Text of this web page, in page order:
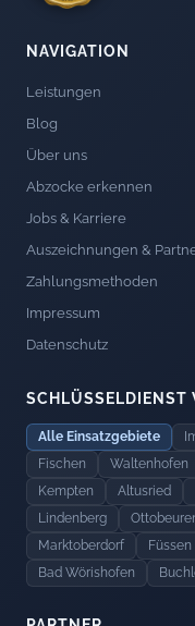
NAVIGATION
Leistungen
Blog
Über uns
Abzocke erkennen
Jobs & Karriere
Auszeichnungen &
Zahlungsmethoden
Impressum
Datenschutz
SCHLÜSSELDIENST
Alle Einsatzgebiete
Fischen
Waltenhofen
Kempten
Altusried
Lindenberg
Marktoberdorf
Füssen
Bad Wörishofen